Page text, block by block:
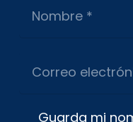
Guarda mi